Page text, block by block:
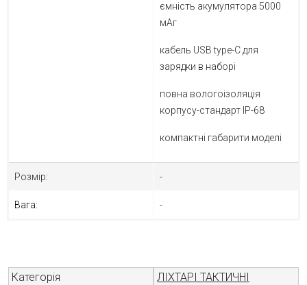
ємність акумулятора 5000
мАг
кабель USB type-C для
зарядки в наборі
повна вологоізоляція
корпусу-стандарт IP-68
компактні габарити моделі
Розмір: -
Вага: -
Категорія
ЛІХТАРІ ТАКТИЧНІ